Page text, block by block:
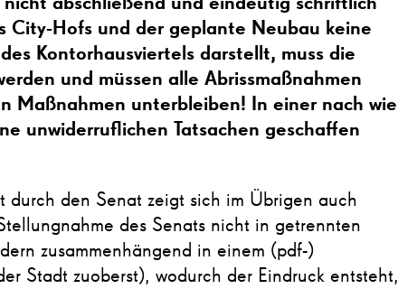
City-Hofs und der geplante Neubau keine
Kontorhausviertels darstellt, muss die
und müssen alle Abrissmaßnahmen
Maßnahmen unterbleiben! In einer nach wie
unwiderruflichen Tatsachen geschaffen
durch den Senat zeigt sich im Übrigen auch
des Senats nicht in getrennten
zusammenhängend in einem (pdf-)
Stadt zuoberst), wodurch der Eindruck entsteht,